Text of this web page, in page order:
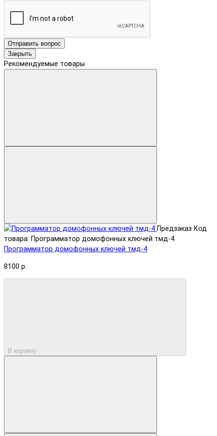
Отправить вопрос
Закрыть
Рекомендуемые товары
Предзаказ Код
товара: Программатор домофонных ключей тмд-4
Программатор домофонных ключей тмд-4
8100 р.
В корзину